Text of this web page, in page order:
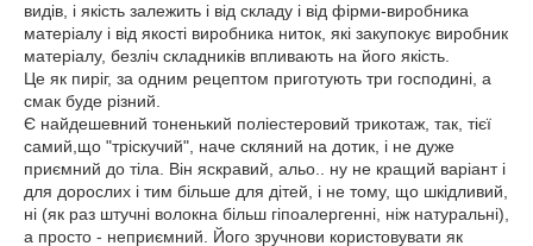
видів, і якість залежить і від складу і від фірми-виробника
матеріалу і від якості виробника ниток, які закупокує виробник
матеріалу, безліч складників впливають на його якість.
Це як пиріг, за одним рецептом приготують три господині, а
смак буде різний.
Є найдешевний тоненький поліестеровий трикотаж, так, тієї
самий,що "тріскучий", наче скляний на дотик, і не дуже
приємний до тіла. Він яскравий, альо.. ну не кращий варіант і
для дорослих і тим більше для дітей, і не тому, що шкідливий,
ні (як раз штучні волокна більш гіпоалергенні, ніж натуральні),
а просто - неприємний. Його зручнови користовувати як